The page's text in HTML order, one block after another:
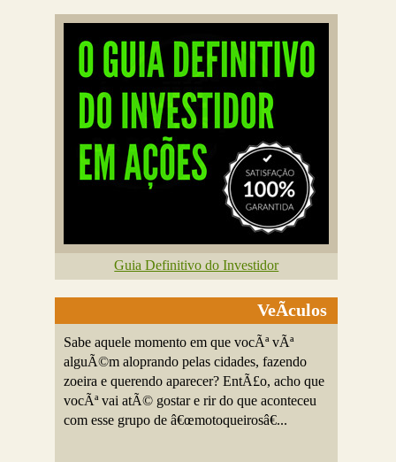
Guia Definitivo do Investidor
VeÃ­culos
Sabe aquele momento em que vocÃª vÃª
alguÃ©m aloprando pelas cidades, fazendo
zoeira e querendo aparecer? EntÃ£o, acho que
vocÃª vai atÃ© gostar e rir do que aconteceu
com esse grupo de â€œmotoqueirosâ€...